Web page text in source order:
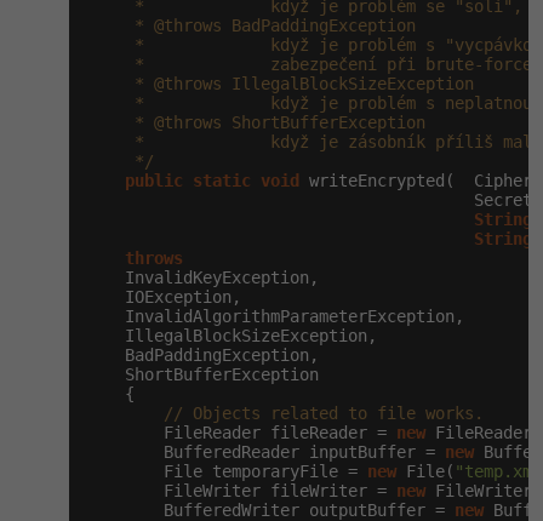
*             když je problém se "solí",
     * @throws BadPaddingException
*             když je problém s
*             zabezpečení při brute-force
     * @throws IllegalBlockSizeException
*             když je problém s neplatnou
     * @throws ShortBufferException
*             když je zásobník příliš
     */
public
static void
writeEncrypted(  Cipher
String
String
throws
    InvalidKeyException,
    IOException,
    InvalidAlgorithmParameterException,
    IllegalBlockSizeException,
    BadPaddingException,
    ShortBufferException
    {
// Objects related to file works.
        FileReader fileReader =
new FileReader(
        BufferedReader inputBuffer =
new
        File temporaryFile =
new File(
        FileWriter fileWriter =
new
        BufferedWriter outputBuffer =
new